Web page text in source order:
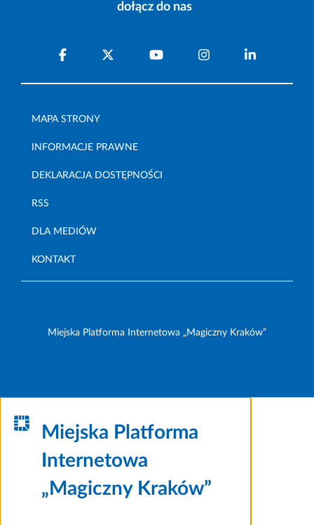
dołącz do nas
MAPA STRONY
INFORMACJE PRAWNE
DEKLARACJA DOSTĘPNOŚCI
RSS
DLA MEDIÓW
KONTAKT
Miejska Platforma Internetowa „Magiczny Kraków”
Miejska Platforma
Internetowa
„Magiczny Kraków”